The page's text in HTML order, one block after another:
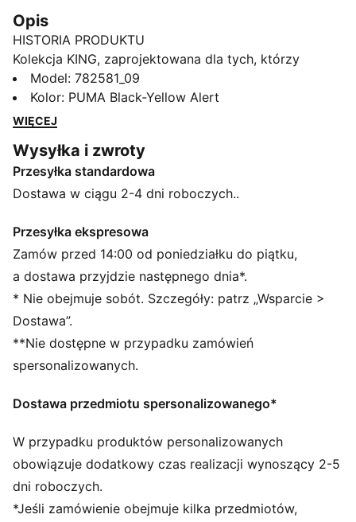
Opis
HISTORIA PRODUKTU
Kolekcja KING, zaprojektowana dla tych, którzy
kontrolują grę, łączy design inspirowany tradycją z
nowoczesnymi innowacjami. Zawiera materiały
najwyższej jakości, zapewniając najlepszy dotyk i
noszona przez najlepsze kluby piłkarskie, uosabia
dziedzictwo KING, gdzie tradycja spotyka się z
wydajnością.
Produkt wykonany w co najmniej 20% z bawełny
pochodzącej z recyklingu
SZCZEGÓŁY
Krój: Zwykły
Główny materiał 2: Pojedynczy dżersej
Dekolt: Okrągły dekolt
Krótkie rękawy
Długość: Zwykły
Model: 782581_09
Kolor: PUMA Black-Yellow Alert
WIĘCEJ
Wysyłka i zwroty
Przesyłka standardowa
Dostawa w ciągu 2-4 dni roboczych..
Przesyłka ekspresowa
Zamów przed 14:00 od poniedziałku do piątku,
a dostawa przyjdzie następnego dnia*.
* Nie obejmuje sobót. Szczegóły: patrz „Wsparcie >
Dostawa”.
**Nie dostępne w przypadku zamówień
spersonalizowanych.
Dostawa przedmiotu spersonalizowanego*
W przypadku produktów personalizowanych
obowiązuje dodatkowy czas realizacji wynoszący 2-5
dni roboczych.
*Jeśli zamówienie obejmuje kilka przedmiotów,